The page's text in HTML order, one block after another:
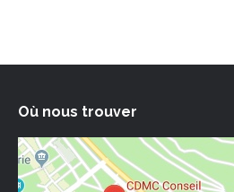
Où nous trouver